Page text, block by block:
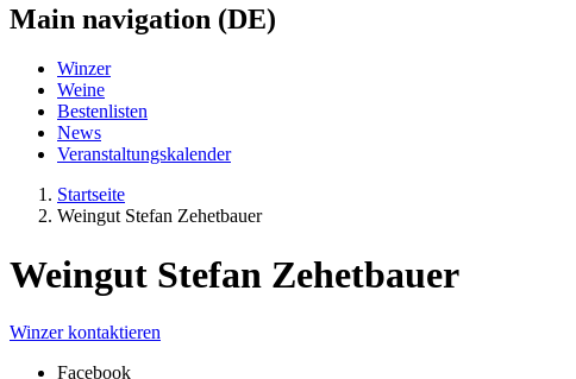
Main navigation (DE)
Winzer
Weine
Bestenlisten
News
Veranstaltungskalender
Startseite
Weingut Stefan Zehetbauer
Weingut Stefan Zehetbauer
Winzer kontaktieren
Facebook